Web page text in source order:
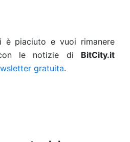
è piaciuto e vuoi rimanere
le notizie di BitCity.it
gratuita.